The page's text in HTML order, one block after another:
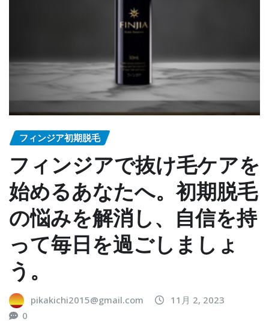
フィンジア初期脱毛
フィンジアで抜け毛ケアを
始めるあなたへ。初期脱毛
の悩みを解消し、自信を持
って毎日を過ごしましょ
う。
pikakichi2015@gmail.com
11月 2, 2023
0